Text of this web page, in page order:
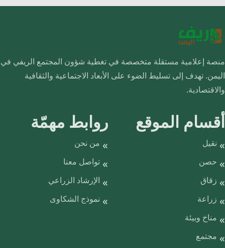
منصة إعلامية مستقلة متخصصة في تغطية شؤون المجتمع الريفي في
اليمن. تهدف إلى تسليط الضوء على الأبعاد الاجتماعية والثقافية
والاقتصادية.
أقسام الموقع
نقيل
حصن
زقاق
زراعة
مناخ وبيئة
مجتمع
روابط مهمّة
من نحن
تواصل معنا
الإرشاد الزراعي
نموذج الشكاوى